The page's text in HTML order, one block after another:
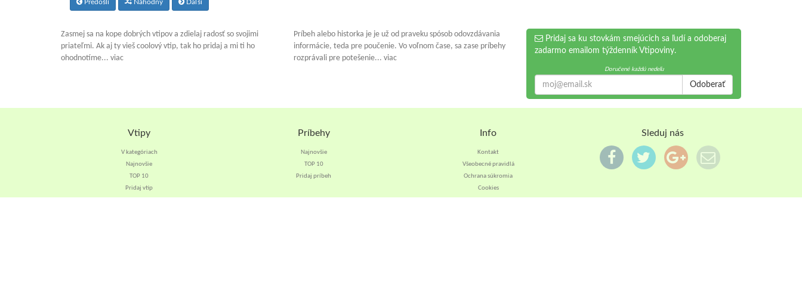
Predošlí Náhodný Ďaľší
Zasmej sa na kope dobrých vtipov a zdielaj radosť so svojimi
priateľmi. Ak aj ty vieš coolový vtip, tak ho pridaj a mi ti ho
ohodnotíme... viac
Príbeh alebo historka je je už od praveku spósob odovzdávania
informácie, teda pre poučenie. Vo voľnom čase, sa zase príbehy
rozprávali pre potešenie... viac
Pridaj sa ku stovkám smejúcich sa ľudí a odoberaj
zadarmo emailom týždenník Vtipoviny.
Doručené každú nedeľu
Odoberať
Vtipy
V kategóriach
Najnovšie
TOP 10
Pridaj vtip
Príbehy
Najnovšie
TOP 10
Pridaj príbeh
Info
Kontakt
Všeobecné pravidlá
Ochrana súkromia
Cookies
Sleduj nás